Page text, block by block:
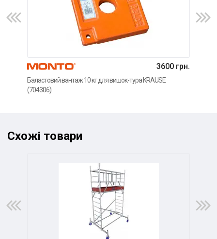
3600 грн.
Баластовий вантаж 10 кг для вишок-тура KRAUSE
(704306)
Схожі товари